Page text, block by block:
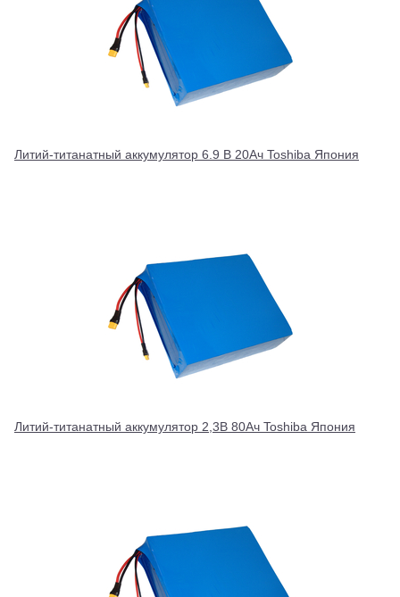
Литий-титанатный аккумулятор 6.9 В 20Ач Toshiba Япония
Литий-титанатный аккумулятор 2,3В 80Ач Toshiba Япония